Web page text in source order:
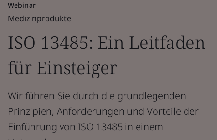
Webinar
Medizinprodukte
ISO 13485: Ein Leitfaden
für Einsteiger
Wir führen Sie durch die grundlegenden
Prinzipien, Anforderungen und Vorteile der
Einführung von ISO 13485 in einem